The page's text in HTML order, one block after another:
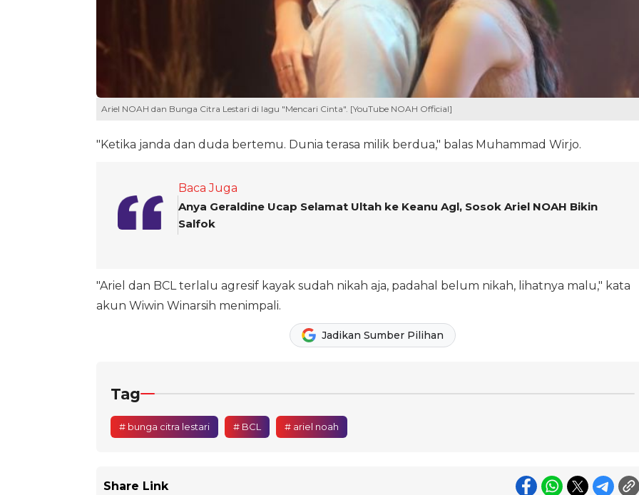
Ariel NOAH dan Bunga Citra Lestari di lagu "Mencari Cinta". [YouTube NOAH Official]
"Ketika janda dan duda bertemu. Dunia terasa milik berdua," balas Muhammad Wirjo.
Baca Juga
Anya Geraldine Ucap Selamat Ultah ke Keanu Agl, Sosok Ariel NOAH Bikin
Salfok
"Ariel dan BCL terlalu agresif kayak sudah nikah aja, padahal belum nikah, lihatnya malu," kata
akun Wiwin Winarsih menimpali.
Jadikan Sumber Pilihan
Tag
# bunga citra lestari # BCL # ariel noah
Share Link